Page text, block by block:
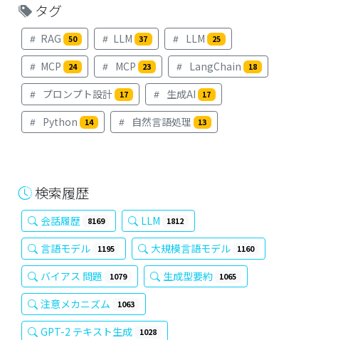
タグ
RAG 50 LLM 37 LLM 25
MCP 24 MCP 23 LangChain 18
プロンプト設計 17 生成AI 17
Python 14 自然言語処理 13
検索履歴
会話履歴 8169 LLM 1812
言語モデル 1195 大規模言語モデル 1160
バイアス 問題 1079 生成型要約 1065
注意メカニズム 1063
GPT-2 テキスト生成 1028